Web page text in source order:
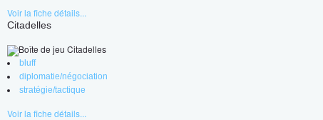
Voir la fiche détails...
Citadelles
bluff
diplomatie/négociation
stratégie/tactique
Voir la fiche détails...